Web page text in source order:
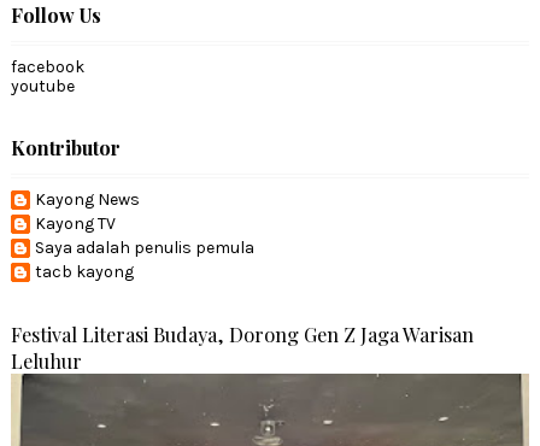
Follow Us
facebook
youtube
Kontributor
Kayong News
Kayong TV
Saya adalah penulis pemula
tacb kayong
Festival Literasi Budaya, Dorong Gen Z Jaga Warisan
Leluhur